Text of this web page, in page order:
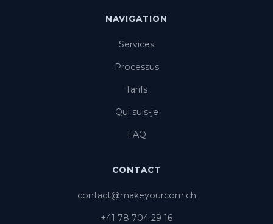
NAVIGATION
Services
Processus
Tarifs
Qui suis-je
FAQ
CONTACT
contact@makeyourcom.ch
+41 78 704 29 16